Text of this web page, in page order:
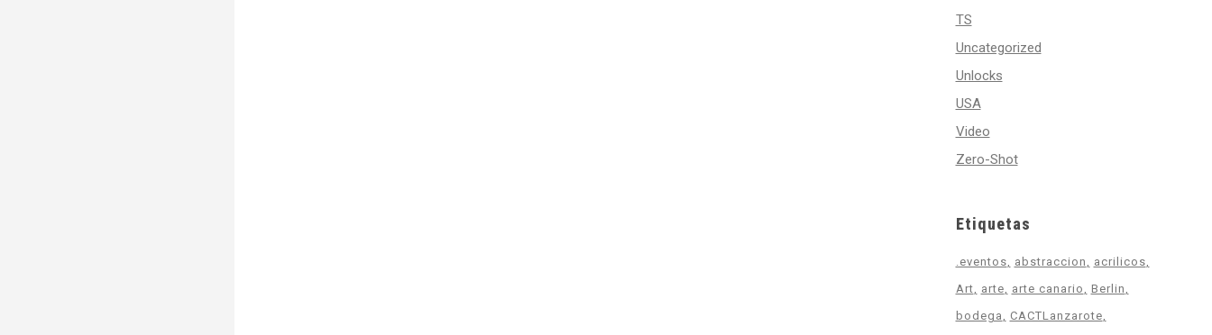
TS
Uncategorized
Unlocks
USA
Video
Zero-Shot
Etiquetas
.eventos abstraccion
acrilicos
Art
arte arte canario
Berlin
bodega
CACTLanzarote